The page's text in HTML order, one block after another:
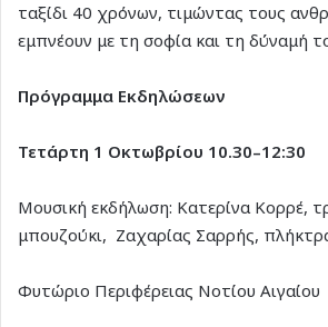
ταξίδι 40 χρόνων, τιμώντας τους
εμπνέουν με τη σοφία και τη δύναμή
Πρόγραμμα Εκδηλώσεων
Τετάρτη 1 Οκτωβρίου
Μουσική εκδήλωση: Κατερίνα Κορρέ,
μπουζούκι, Ζαχαρίας Σαρρής,
Φυτώριο Περιφέρειας Νοτίου Αιγαίου